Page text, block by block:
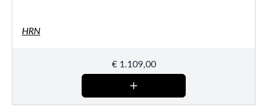
HRN
€1.109,00